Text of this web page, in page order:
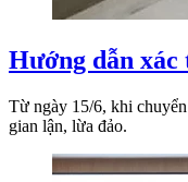
Hướng dẫn
Từ ngày 15/6, khi
gian lận, lừa đảo.